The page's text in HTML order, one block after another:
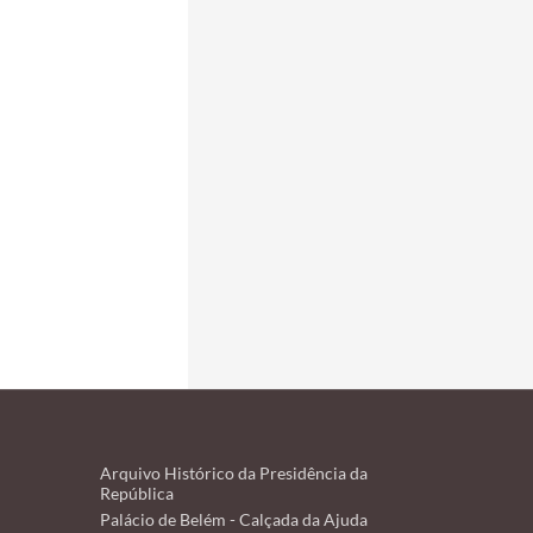
Arquivo Histórico da Presidência da
República
Palácio de Belém - Calçada da Ajuda